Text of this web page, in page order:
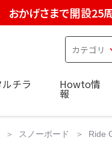
おかげさまで開設25
チラ Howto情
報
スノーボード Ride